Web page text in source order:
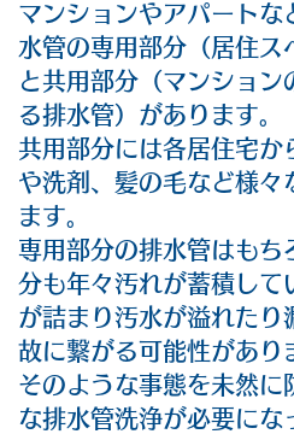
マンションやアパートな
水管の専用部分（居住ス
と共用部分（マンション
る排水管）があります。
共用部分には各居住宅か
や洗剤、髪の毛など様々
ます。
専用部分の排水管はもち
分も年々汚れが蓄積して
が詰まり汚水が溢れたり
故に繋がる可能性があり
そのような事態を未然に
な排水管洗浄が必要にな